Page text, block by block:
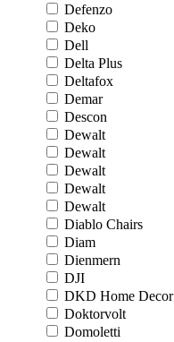
Defenzo
Deko
Dell
Delta Plus
Deltafox
Demar
Descon
Dewalt
Dewalt
Dewalt
Dewalt
Dewalt
Diablo Chairs
Diam
Dienmern
DJI
DKD Home Decor
Doktorvolt
Domoletti